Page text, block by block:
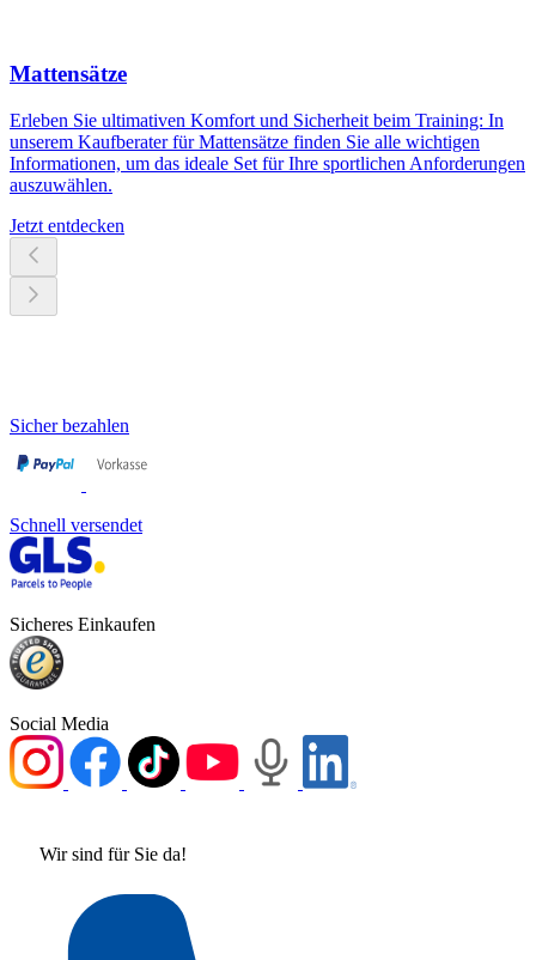
Mattensätze
Erleben Sie ultimativen Komfort und Sicherheit beim Training: In
unserem Kaufberater für Mattensätze finden Sie alle wichtigen
Informationen, um das ideale Set für Ihre sportlichen Anforderungen
auszuwählen.
Jetzt entdecken
Sicher bezahlen
Schnell versendet
Sicheres Einkaufen
Social Media
Wir sind für Sie da!